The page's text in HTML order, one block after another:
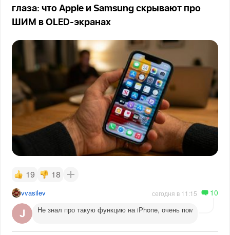
глаза: что Apple и Samsung скрывают про
ШИМ в OLED-экранах
19 18
vvasilev сегодня в 11:15 10
Не знал про такую функцию на iPhone, очень помогает